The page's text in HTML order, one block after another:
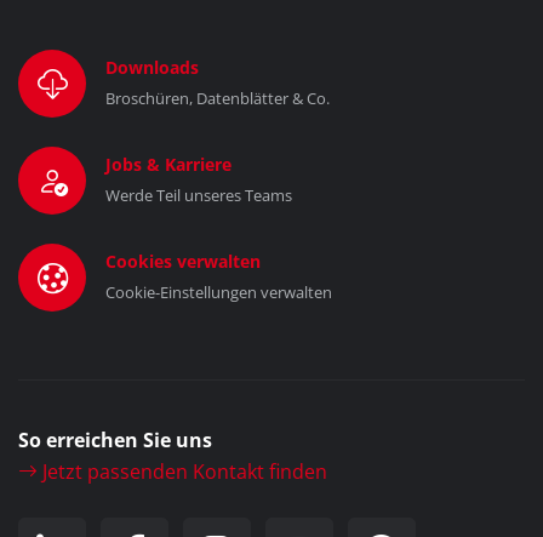
Downloads
Broschüren, Datenblätter & Co.
Jobs & Karriere
Werde Teil unseres Teams
Cookies verwalten
Cookie-Einstellungen verwalten
So erreichen Sie uns
Jetzt passenden Kontakt finden